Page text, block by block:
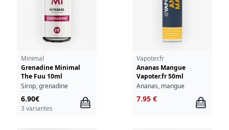
Minimal
Grenadine Minimal
The Fuu 10ml
Sirop, grenadine
6.90€
3 variantes
Vapoter.fr
Ananas Mangue
Vapoter.fr 50ml
Ananas, mangue
7.95 €